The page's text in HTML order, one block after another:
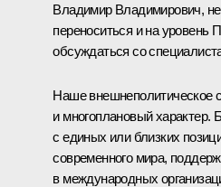
Владимир Владимирович,
переноситься и на уровень
обсуждаться со
Наше внешнеполитическое
и многоплановый характер.
с единых или близких
современного мира,
в международных